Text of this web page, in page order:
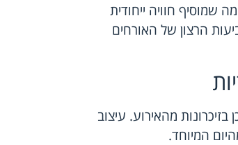
שמוסיף חוויה ייחודית
הרצון של האורחים
מהאירוע. עיצוב
המיוחד.